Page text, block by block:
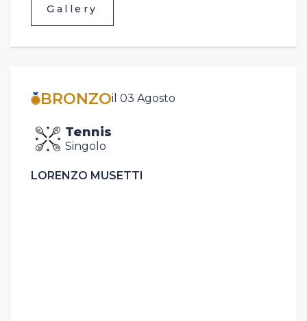
Gallery
BRONZOil 03 Agosto
Tennis
Singolo
LORENZO MUSETTI